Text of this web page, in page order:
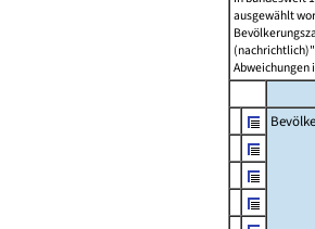
ausgewählt
Abweichungen